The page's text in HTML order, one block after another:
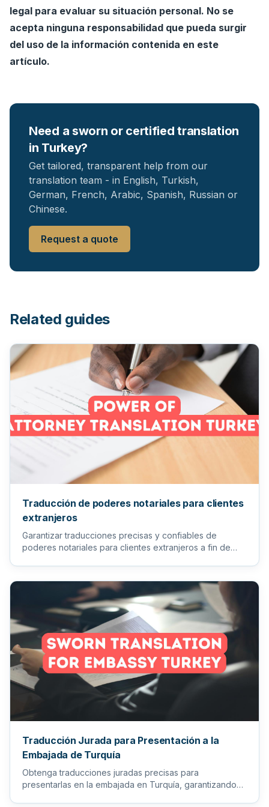
legal para evaluar su situación personal. No se
acepta ninguna responsabilidad que pueda surgir
del uso de la información contenida en este
artículo.
Need a sworn or certified translation
in Turkey?
Get tailored, transparent help from our
translation team - in English, Turkish,
German, French, Arabic, Spanish, Russian or
Chinese.
Request a quote
Related guides
Traducción de poderes notariales para clientes
extranjeros
Garantizar traducciones precisas y confiables de
poderes notariales para clientes extranjeros a fin de
Traducción Jurada para Presentación a la
Embajada de Turquía
Obtenga traducciones juradas precisas para
presentarlas en la embajada en Turquía, garantizando